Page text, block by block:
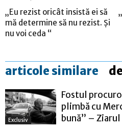
„Eu rezist oricât insistă ei să
mă determine să nu rezist. Şi
nu voi ceda “
articole similare
Exclusiv
Fostul
plimbă cu
bună” –